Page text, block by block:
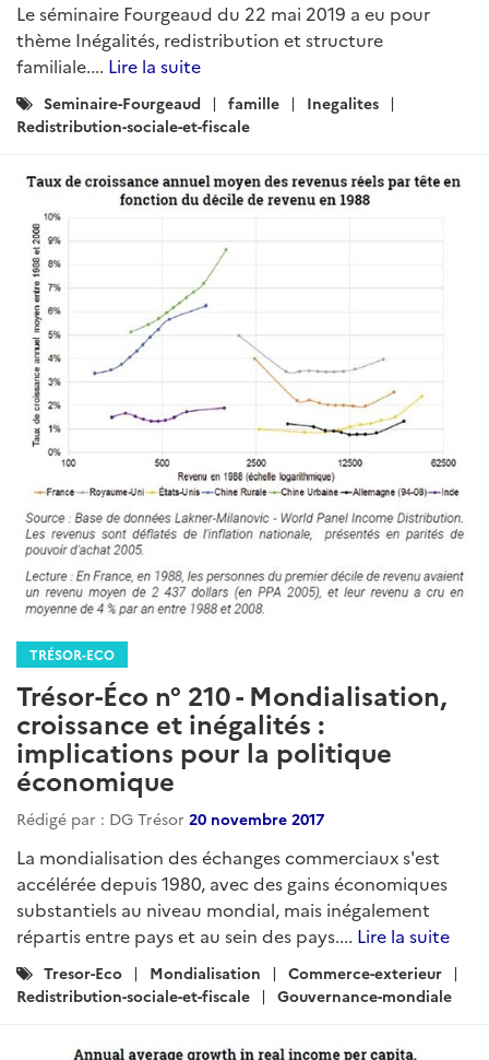
Le séminaire Fourgeaud du 22 mai 2019 a eu pour
thème Inégalités, redistribution et structure
familiale.... Lire la suite
Catégories
:
Seminaire-Fourgeaud famille
Inegalites
Redistribution-sociale-et-fiscale
TRÉSOR-ECO
Trésor-Éco n° 210 - Mondialisation,
croissance et inégalités :
implications pour la politique
économique
Rédigé par : DG Trésor 20 novembre 2017
La mondialisation des échanges commerciaux s'est
accélérée depuis 1980, avec des gains économiques
substantiels au niveau mondial, mais inégalement
répartis entre pays et au sein des pays.... Lire la suite
Catégories
:
Tresor-Eco Mondialisation
Commerce-exterieur
Redistribution-sociale-et-fiscale
Gouvernance-mondiale